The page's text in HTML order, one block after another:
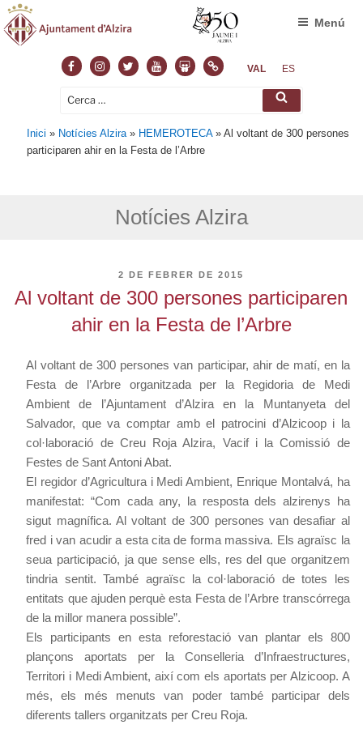
FacebookInstagram
TwitterYoutubeSlideshare
NormasVAL ES
Cerca: Cerca
Menú
Inici » Notícies Alzira » HEMEROTECA»Al voltant de 300 persones
participaren ahir en la Festa de l’Arbre
Notícies Alzira
PUBLICAT
2 DE FEBRER DE 2015
Al voltant de 300 persones participaren
ahir en la Festa de l’Arbre
Al voltant de 300 persones van participar, ahir de matí, en la
Festa de l’Arbre organitzada per la Regidoria de Medi
Ambient de l’Ajuntament d’Alzira en la Muntanyeta del
Salvador, que va comptar amb el patrocini d’Alzicoop i la
col·laboració de Creu Roja Alzira, Vacif i la Comissió de
Festes de Sant Antoni Abat.
El regidor d’Agricultura i Medi Ambient, Enrique Montalvá, ha
manifestat: “Com cada any, la resposta dels alzirenys ha
sigut magnífica. Al voltant de 300 persones van desafiar al
fred i van acudir a esta cita de forma massiva. Els agraïsc la
seua participació, ja que sense ells, res del que organitzem
tindria sentit. També agraïsc la col·laboració de totes les
entitats que ajuden perquè esta Festa de l’Arbre transcórrega
de la millor manera possible”.
Els participants en esta reforestació van plantar els 800
plançons aportats per la Conselleria d’Infraestructures,
Territori i Medi Ambient, així com els aportats per Alzicoop. A
més, els més menuts van poder també participar dels
diferents tallers organitzats per Creu Roja.